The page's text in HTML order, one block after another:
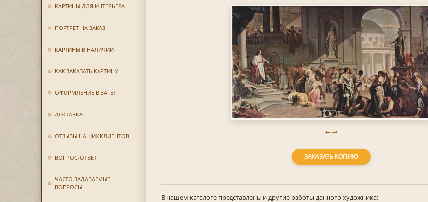
КАРТИНЫ ДЛЯ ИНТЕРЬЕРА
ПОРТРЕТ НА ЗАКАЗ
КАРТИНЫ В НАЛИЧИИ
КАК ЗАКАЗАТЬ КАРТИНУ
ОФОРМЛЕНИЕ В БАГЕТ
ДОСТАВКА
ОТЗЫВЫ НАШИХ КЛИЕНТОВ
ВОПРОС-ОТВЕТ
ЧАСТО ЗАДАВАЕМЫЕ
ВОПРОСЫ
ЗАКАЗАТЬ КОПИЮ
В нашем каталоге представлены и другие работы данного художника: